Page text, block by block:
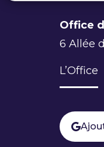
Office
6 Allée
L’Office